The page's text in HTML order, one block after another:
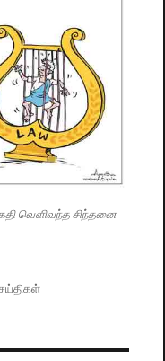
வௌிவந்த சிந்தனை